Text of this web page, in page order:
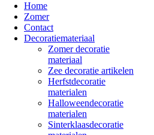
Home
Zomer
Contact
Decoratiemateriaal
Zomer decoratie
materiaal
Zee decoratie artikelen
Herfstdecoratie
materialen
Halloweendecoratie
materialen
Sinterklaasdecoratie